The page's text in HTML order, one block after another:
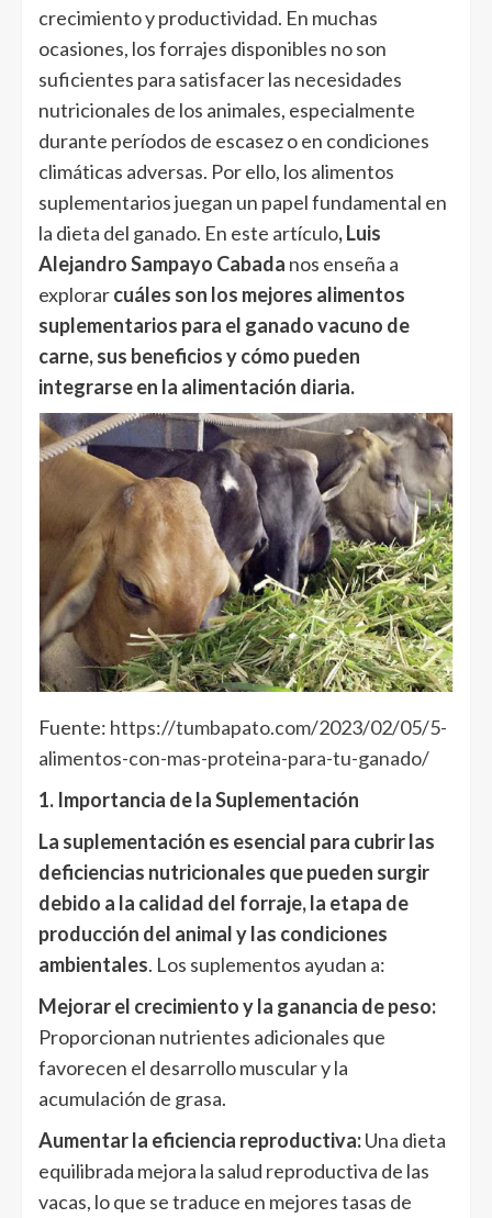
crecimiento y productividad. En muchas
ocasiones, los forrajes disponibles no son
suficientes para satisfacer las necesidades
nutricionales de los animales, especialmente
durante períodos de escasez o en condiciones
climáticas adversas. Por ello, los alimentos
suplementarios juegan un papel fundamental en
la dieta del ganado. En este artículo, Luis
Alejandro Sampayo Cabada nos enseña a
explorarcuáles son los mejores alimentos
suplementarios para el ganado vacuno de
carne, sus beneficios y cómo pueden
integrarse en la alimentación diaria.
Fuente: https://tumbapato.com/2023/02/05/5-
alimentos-con-mas-proteina-para-tu-ganado/
1. Importancia de la Suplementación
La suplementación es esencial para cubrir las
deficiencias nutricionales que pueden surgir
debido a la calidad del forraje, la etapa de
producción del animal y las condiciones
ambientales. Los suplementos ayudan a:
Mejorar el crecimiento y la ganancia de peso:
Proporcionan nutrientes adicionales que
favorecen el desarrollo muscular y la
acumulación de grasa.
Aumentar la eficiencia reproductiva:Una dieta
equilibrada mejora la salud reproductiva de las
vacas, lo que se traduce en mejores tasas de